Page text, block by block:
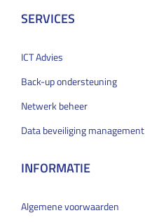
SERVICES
ICT Advies
Back-up ondersteuning
Netwerk beheer
Data beveiliging management
INFORMATIE
Algemene voorwaarden